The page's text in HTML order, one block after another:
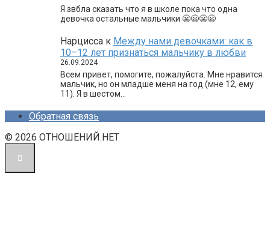
Я звбла сказать что я в школе пока что одна
девочка остальные мальчики 😬😬😬😬
Нарцисса к Между нами девочками: как в
10–12 лет признаться мальчику в любви
26.09.2024
Всем привет, помогите, пожалуйста. Мне нравится
мальчик, но он младше меня на год (мне 12, ему
11). Я в шестом…
Обратная связь
© 2026 ОТНОШЕНИЙ.НЕТ